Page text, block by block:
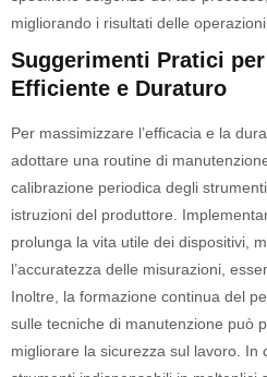
migliorando i risultati delle operazioni.
Suggerimenti Pratici
Efficiente e Duraturo
Per massimizzare l’efficacia e la
adottare una routine di
calibrazione periodica degli
istruzioni del produttore.
prolunga la vita utile dei dispositivi,
l’accuratezza delle misurazioni,
Inoltre, la formazione continua del
sulle tecniche di manutenzione può
migliorare la sicurezza sul lavoro. In